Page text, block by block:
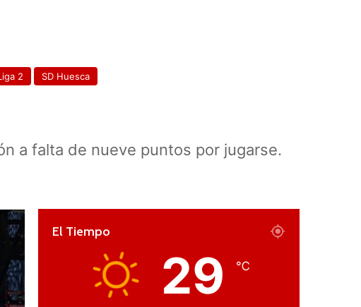
2 SD Huesca
a falta de nueve puntos por jugarse.
El Tiempo
29 ℃